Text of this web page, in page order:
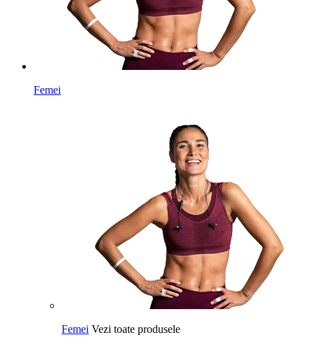
Femei
Femei Vezi toate produsele